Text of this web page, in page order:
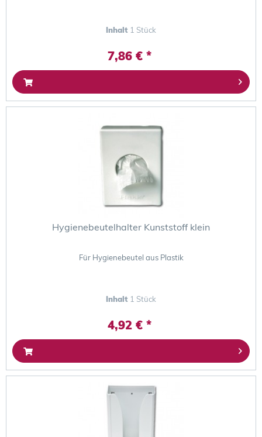
Inhalt 1 Stück
7,86 € *
Hygienebeutelhalter Kunststoff klein
Für Hygienebeutel aus Plastik
Inhalt 1 Stück
4,92 € *